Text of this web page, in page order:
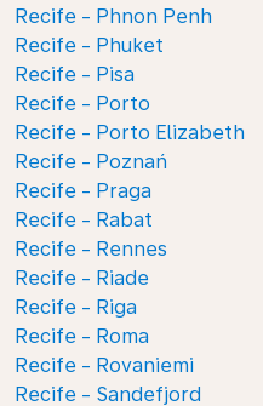
Recife - Phnon Penh
Recife - Phuket
Recife - Pisa
Recife - Porto
Recife - Porto Elizabeth
Recife - Poznań
Recife - Praga
Recife - Rabat
Recife - Rennes
Recife - Riade
Recife - Riga
Recife - Roma
Recife - Rovaniemi
Recife - Sandefjord